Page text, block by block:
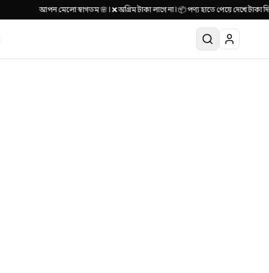
আপন মেলাে স্বাগতম 🌸 | ❌ অগ্রিম টাকা লাগে না | 📦 পণ্য হাতে পেয়ে দেখে টাকা